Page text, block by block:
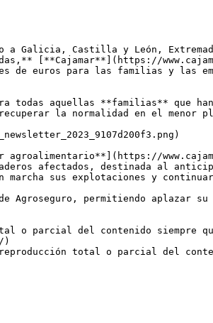
a Galicia, Castilla y León,
[**Cajamar**](https://
de euros para las familias y las
aquellas **familias** que
la normalidad en el menor
agroalimentario**](https://
afectados, destinada al
marcha sus explotaciones y
permitiendo aplazar su
o parcial del contenido
)
total o parcial del